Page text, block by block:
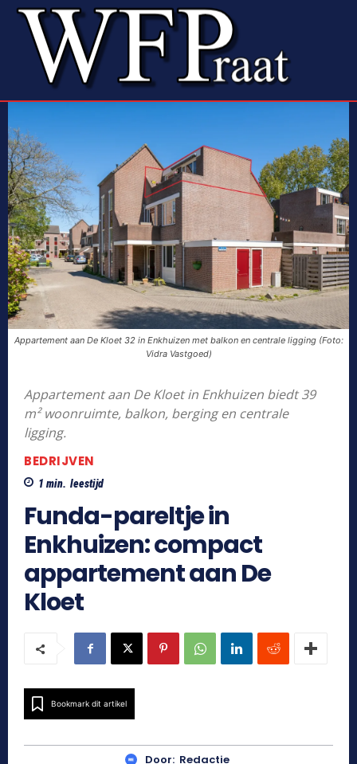
Appartement aan De Kloet 32 in Enkhuizen met balkon en centrale ligging (Foto:
Vidra Vastgoed)
Appartement aan De Kloet in Enkhuizen biedt 39
m² woonruimte, balkon, berging en centrale
ligging.
BEDRIJVEN
1 min. leestijd
Funda-pareltje in
Enkhuizen: compact
appartement aan De
Kloet
Bookmark dit artikel
Door: Redactie